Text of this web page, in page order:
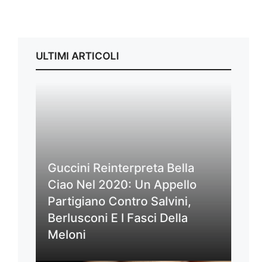
ULTIMI ARTICOLI
Guccini Reinterpreta Bella
Ciao Nel 2020: Un Appello
Partigiano Contro Salvini,
Berlusconi E I Fasci Della
Meloni